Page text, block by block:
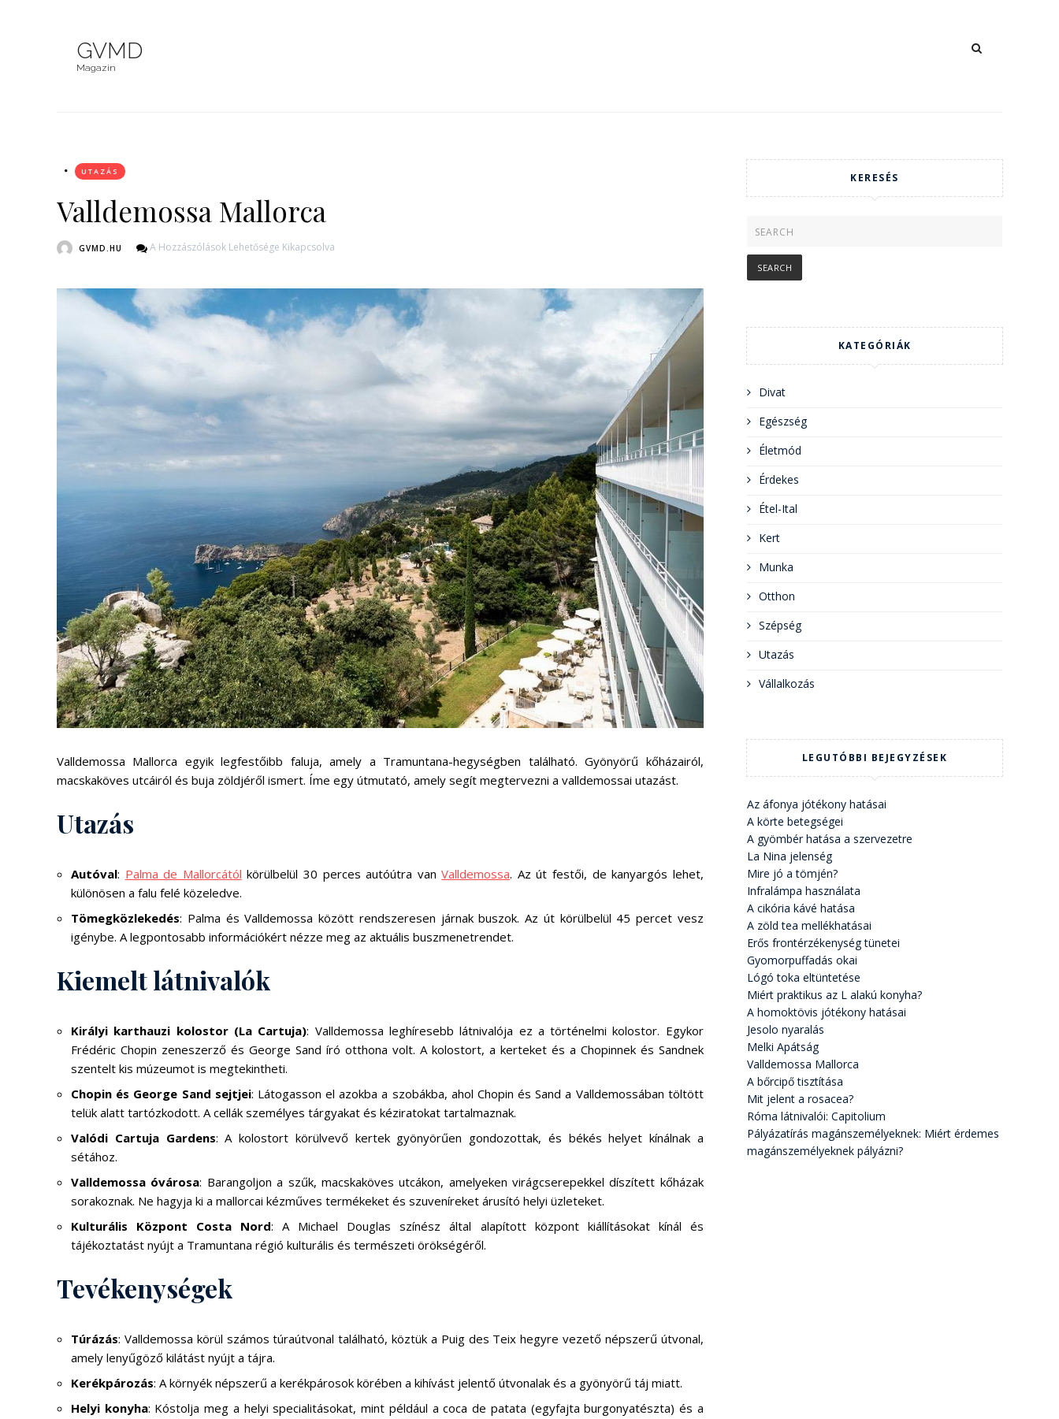
GVMD
Magazin
UTAZÁS
Valldemossa Mallorca
GVMD.HU
Valldemossa
A Hozzászólások Lehetősége Kikapcsolva
Valldemossa Mallorca egyik legfestőibb faluja, amely a Tramuntana-hegységben található. Gyönyörű kőházairól,
macskaköves utcáiról és buja zöldjéről ismert. Íme egy útmutató, amely segít megtervezni a valldemossai utazást.
Utazás
Autóval: Palma de Mallorcától körülbelül 30 perces autóútra vanValldemossa. Az út festői, de kanyargós lehet,
különösen a falu felé közeledve.
Tömegközlekedés: Palma és Valldemossa között rendszeresen járnak buszok. Az út körülbelül 45 percet vesz
igénybe. A legpontosabb információkért nézze meg az aktuális buszmenetrendet.
Kiemelt látnivalók
Királyi karthauzi kolostor (La Cartuja): Valldemossa leghíresebb látnivalója ez a történelmi kolostor. Egykor
Frédéric Chopin zeneszerző és George Sand író otthona volt. A kolostort, a kerteket és a Chopinnek és Sandnek
szentelt kis múzeumot is megtekintheti.
Chopin és George Sand sejtjei: Látogasson el azokba a szobákba, ahol Chopin és Sand a Valldemossában töltött
telük alatt tartózkodott. A cellák személyes tárgyakat és kéziratokat tartalmaznak.
Valódi Cartuja Gardens: A kolostort körülvevő kertek gyönyörűen gondozottak, és békés helyet kínálnak a
sétához.
Valldemossa óvárosa: Barangoljon a szűk, macskaköves utcákon, amelyeken virágcserepekkel díszített kőházak
sorakoznak. Ne hagyja ki a mallorcai kézműves termékeket és szuveníreket árusító helyi üzleteket.
Kulturális Központ Costa Nord: A Michael Douglas színész által alapított központ kiállításokat kínál és
tájékoztatást nyújt a Tramuntana régió kulturális és természeti örökségéről.
Tevékenységek
Túrázás: Valldemossa körül számos túraútvonal található, köztük a Puig des Teix hegyre vezető népszerű útvonal,
amely lenyűgöző kilátást nyújt a tájra.
Kerékpározás: A környék népszerű a kerékpárosok körében a kihívást jelentő útvonalak és a gyönyörű táj miatt.
Helyi konyha: Kóstolja meg a helyi specialitásokat, mint például a coca de patata (egyfajta burgonyatészta) és a
KERESÉS
KATEGÓRIÁK
Divat
Egészség
Életmód
Érdekes
Étel-Ital
Kert
Munka
Otthon
Szépség
Utazás
Vállalkozás
LEGUTÓBBI BEJEGYZÉSEK
Az áfonya jótékony hatásai
A körte betegségei
A gyömbér hatása a szervezetre
La Nina jelenség
Mire jó a tömjén?
Infralámpa használata
A cikória kávé hatása
A zöld tea mellékhatásai
Erős frontérzékenység tünetei
Gyomorpuffadás okai
Lógó toka eltüntetése
Miért praktikus az L alakú konyha?
A homoktövis jótékony hatásai
Jesolo nyaralás
Melki Apátság
Valldemossa Mallorca
A bőrcipő tisztítása
Mit jelent a rosacea?
Róma látnivalói: Capitolium
Pályázatírás magánszemélyeknek: Miért érdemes
magánszemélyeknek pályázni?